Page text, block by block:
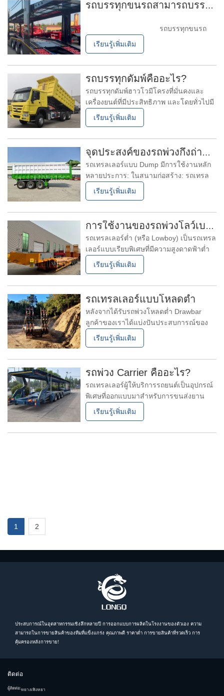
ยานยนต์หลงฉีซานตง
รถบรรทุกขนรถสามารถบรรทุกรถได้กี่คัน?
รถบรรทุกขนรถ
สามารถบรรทุกรถได้กี่คัน? รถพ่วง
บรรทุกรถยนต์แบบกึ่งพ่วงมีชั้นซ้อนสองชั้น
ที่นั่ง และ 12 ที่นั่ง
เรียนรู้เพิ่มเติม
รถบรรทุกดัมพ์คืออะไร?
รถบรรทุกดัมพ์ฮาวโวมีโครงที่มั่นคงและ
เครื่องยนต์ที่มีประสิทธิภาพ และโดยทั่วไปมี
น้ำหนักระหว่าง 6 ถึง 12 ตัน กราฟของห้อง
โดยสารเน้นที่การบรรเทา ผู้ปฏิบัติงานและ
อุปกรณ์การจัดการร่วมสมัย การขนถ่ายแบบ
เอียงเสร็จสิ้นผ่านเครื่องยนต์ที่ขี่ระบบไฮดรอ
ลิก
เรียนรู้เพิ่มเติม
จุดประสงค์ของรถพ่วงกึ่งถ่ายโอนข้อมูลคืออะไร
รถเทรลเลอร์แบบ Dump มีการใช้งานหลัก
หลายประการ: ในสนามก่อสร้าง: รถเทรล
เลอร์กึ่งรถบรรทุกทิ้งใช้ในการขนส่งวัสดุ
ก่อสร้างจำนวนมากเช่นโลกทรายกรวด
สามารถนำวัสดุเหล่านี้จากเหมืองไปยัง
สถานที่ก่อสร้างและยังขนส่งของเสียจาก
การก่อสร้างไปยังสถานที่กำจัดที่กำหนด
เรียนรู้เพิ่มเติม
การใช้งานของรถพ่วงโลว์เบดคืออะไร?
รถเทรลเลอร์ต่ำ (หรือ Lowboy) เป็นรถเทรล
เลอร์แบบเรียบพิเศษที่มีความสูงดาดฟ้าต่ำ
มากออกแบบมาเพื่อขนส่งสินค้าขนาดใหญ่
หนักหรือสูงซึ่งเกินขีด จำกัด ความสูง/น้ำ
ได้รับการยอมรับว่าเป็นรถเทรลเลอร์
lowboy lowboy, loader ต่ำหรือ flatbed)
เรียนรู้เพิ่มเติม
รถเทรลเลอร์แบบโหลดต่ำ
หลังจากได้รับรถพ่วงโหลดต่ำ Drawbar
ลูกค้าของเราได้แบ่งปันประสบการณ์ของ
พวกเขาผ่านภาพข้อเสนอแนะแสดงความ
ตื่นเต้นและความพึงพอใจของพวกเขา เน้น
นี้ไม่เพียง แต่สะท้อนถึงความชื่นชมของพวก
เขา แต่ยังทำหน้าที่เป็นคำรับรองที่มีค่า
สำหรับผู้ซื้อที่มีศักยภาพ
เรียนรู้เพิ่มเติม
รถพ่วง Carrier คืออะไร?
รถเทรลเลอร์ผู้ให้บริการรถยนต์เป็นอุปกรณ์
พิเศษที่ออกแบบมาสำหรับการขนส่งยาน
พาหนะอย่างมีประสิทธิภาพและปลอดภัย
โดยทั่วไปแล้วจะมีกรอบที่แข็งแรงและ
เรียนรู้เพิ่มเติม
1 2
ติดต่อ
ผู้ติดต่อ:หยางเฟิงหยา
ประสบการณ์ในอุตสาหกรรมเชิงลึกหลายปี การออกแบบการผลิตในโรงงานของตัวเอง ความ
สามารถในการขายสินค้าของทีมที่แข็งแกร่ง คุณภาพดี ราคาต่ำ การขายสินค้าที่รวดเร็ว การ
คุ้มครองหลังการขาย!